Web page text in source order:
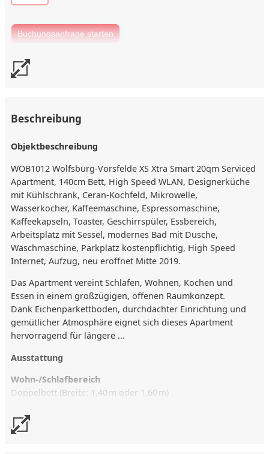
Beschreibung
Objektbeschreibung
WOB1012 Wolfsburg-Vorsfelde XS Xtra Smart 20qm Serviced
Apartment, 140cm Bett, High Speed WLAN, Designerküche
mit Kühlschrank, Ceran-Kochfeld, Mikrowelle,
Wasserkocher, Kaffeemaschine, Espressomaschine,
Kaffeekapseln, Toaster, Geschirrspüler, Essbereich,
Arbeitsplatz mit Sessel, modernes Bad mit Dusche,
Waschmaschine, Parkplatz kostenpflichtig, High Speed
Internet, Aufzug, neu eröffnet Mitte 2019.
Das Apartment vereint Schlafen, Wohnen, Kochen und
Essen in einem großzügigen, offenen Raumkonzept.
Dank Eichenparkettboden, durchdachter Einrichtung und
gemütlicher Atmosphäre eignet sich dieses Apartment
hervorragend für längere ...
Ausstattung
Wohn-/Schlafbereich
Doppelbett (Breite: 1,40 m oder 1,60 m)
Kleiner Arbeitsplatz mit bequemen Sessel oder Stuhlsessel
Schallisolierte Fenster für ruhiges Wohnen